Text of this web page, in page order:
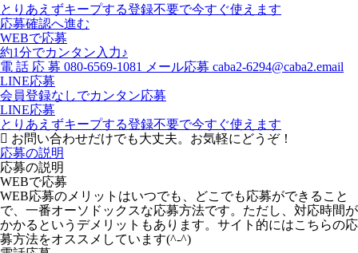
とりあえずキープする登録不要で今すぐ使えます
応募確認へ進む
WEBで応募
約1分でカンタン入力♪
電 話 応 募 080-6569-1081 メール応募 caba2-6294@caba2.email
LINE応募
会員登録なしでカンタン応募
LINE応募
とりあえずキープする登録不要で今すぐ使えます
お問い合わせだけでも大丈夫。お気軽にどうぞ！
応募の説明
応募の説明
WEBで応募
WEB応募のメリットはいつでも、どこでも応募ができること
で、一番オーソドックスな応募方法です。ただし、対応時間が
かかるというデメリットもあります。サイト的にはこちらの応
募方法をオススメしています(^-^)